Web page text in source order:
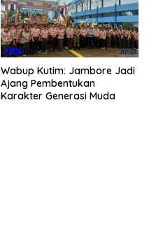
Wabup Kutim: Jambore Jadi
Ajang Pembentukan
Karakter Generasi Muda